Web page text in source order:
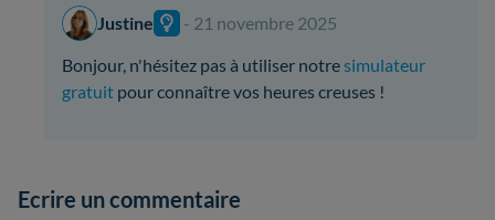
Justine
- 21 novembre 2025
Bonjour, n'hésitez pas à utiliser notresimulateur
gratuit pour connaître vos heures creuses !
Ecrire un commentaire